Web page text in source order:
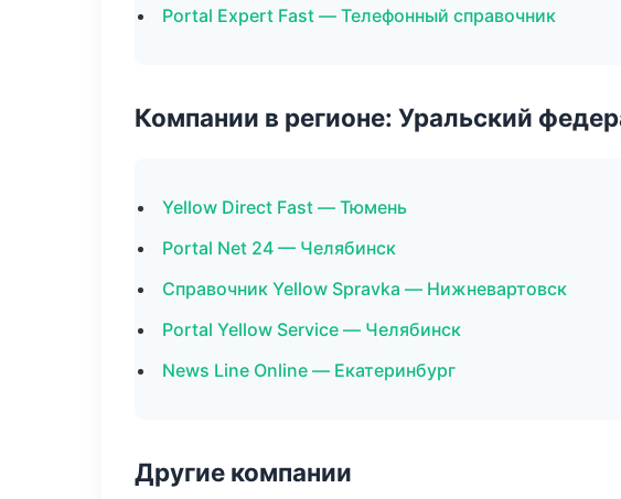
Portal Expert Fast — Телефонный справочник
Компании в регионе: Уральский
Yellow Direct Fast — Тюмень
Portal Net 24 — Челябинск
Справочник Yellow Spravka — Нижневартовск
Portal Yellow Service — Челябинск
News Line Online — Екатеринбург
Другие компании